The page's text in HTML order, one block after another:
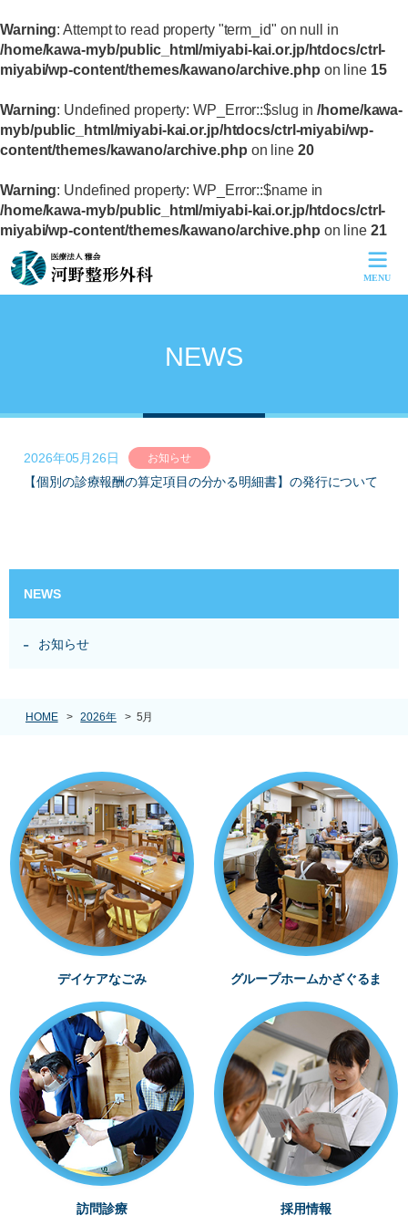
Warning: Attempt to read property "term_id" on null in
/home/kawa-myb/public_html/miyabi-kai.or.jp/htdocs/ctrl-
miyabi/wp-content/themes/kawano/archive.php on line 15
Warning: Undefined property: WP_Error::$slug in/home/kawa-
myb/public_html/miyabi-kai.or.jp/htdocs/ctrl-miyabi/wp-
content/themes/kawano/archive.php on line 20
Warning: Undefined property: WP_Error::$name in
/home/kawa-myb/public_html/miyabi-kai.or.jp/htdocs/ctrl-
miyabi/wp-content/themes/kawano/archive.php on line 21
MENU
病院紹介
採用情報
NEWS
2026年05月26日 お知らせ
【個別の診療報酬の算定項目の分かる明細書】の発行について
NEWS
お知らせ
HOME > 2026年 > 5月
デイケアなごみ グループホームかざぐるま
訪問診療 採用情報